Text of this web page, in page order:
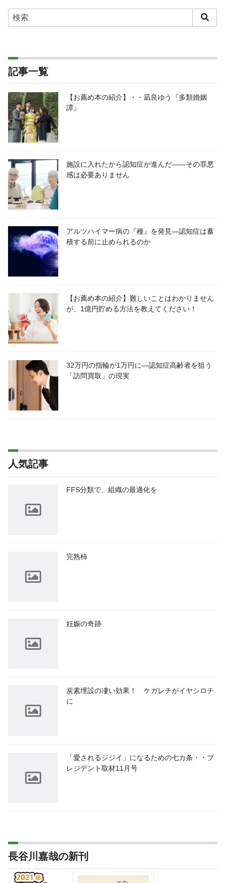
記事一覧
【お薦め本の紹介】・・凪良ゆう『多類婚姻
譚』
施設に入れたから認知症が進んだ――その罪悪
感は必要ありません
アルツハイマー病の『種』を発見―認知症は蓄
積する前に止められるのか
【お薦め本の紹介】難しいことはわかりません
が、1億円貯める方法を教えてください！
32万円の指輪が1万円に―認知症高齢者を狙う
「訪問買取」の現実
人気記事
FFS分類で、組織の最適化を
完熟柿
妊娠の奇跡
炭素埋設の凄い効果！ ケガレチがイヤシロチ
に
「愛されるジジイ」になるための七カ条・・プ
レジデント取材11月号
長谷川嘉哉の新刊